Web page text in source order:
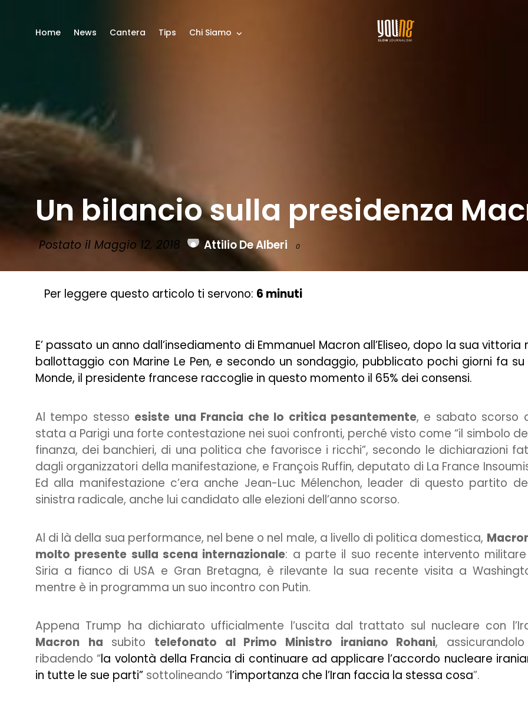
Home News Cantera Tips Chi Siamo
Un bilancio sulla presidenza
Postato il Maggio 12, 2018 Attilio De Alberi 0
Per leggere questo articolo ti servono: 6 minuti
E’ passato un anno dall’insediamento di Emmanuel Macron all’Eliseo, dopo la sua vittoria
ballottaggio con Marine Le Pen, e secondo un sondaggio, pubblicato pochi giorni fa su
Monde, il presidente francese raccoglie in questo momento il 65% dei consensi.
Al tempo stesso esiste una Francia che lo critica pesantemente, e sabato scorso
stata a Parigi una forte contestazione nei suoi confronti, perché visto come “il simbolo
finanza, dei banchieri, di una politica che favorisce i ricchi”, secondo le dichiarazioni
dagli organizzatori della manifestazione, e François Ruffin, deputato di La France
Ed alla manifestazione c’era anche Jean-Luc Mélenchon, leader di questo partito
sinistra radicale, anche lui candidato alle elezioni dell’anno scorso.
Al di là della sua performance, nel bene o nel male, a livello di politica domestica,
molto presente sulla scena internazionale: a parte il suo recente intervento
Siria a fianco di USA e Gran Bretagna, è rilevante la sua recente visita a
mentre è in programma un suo incontro con Putin.
Appena Trump ha dichiarato ufficialmente l’uscita dal trattato sul nucleare con
Macron ha subito telefonato al Primo Ministro iraniano Rohani,
ribadendo “la volontà della Francia di continuare ad applicare l’accordo nucleare
in tutte le sue parti” sottolineando “l’importanza che l’Iran faccia la stessa cosa”.